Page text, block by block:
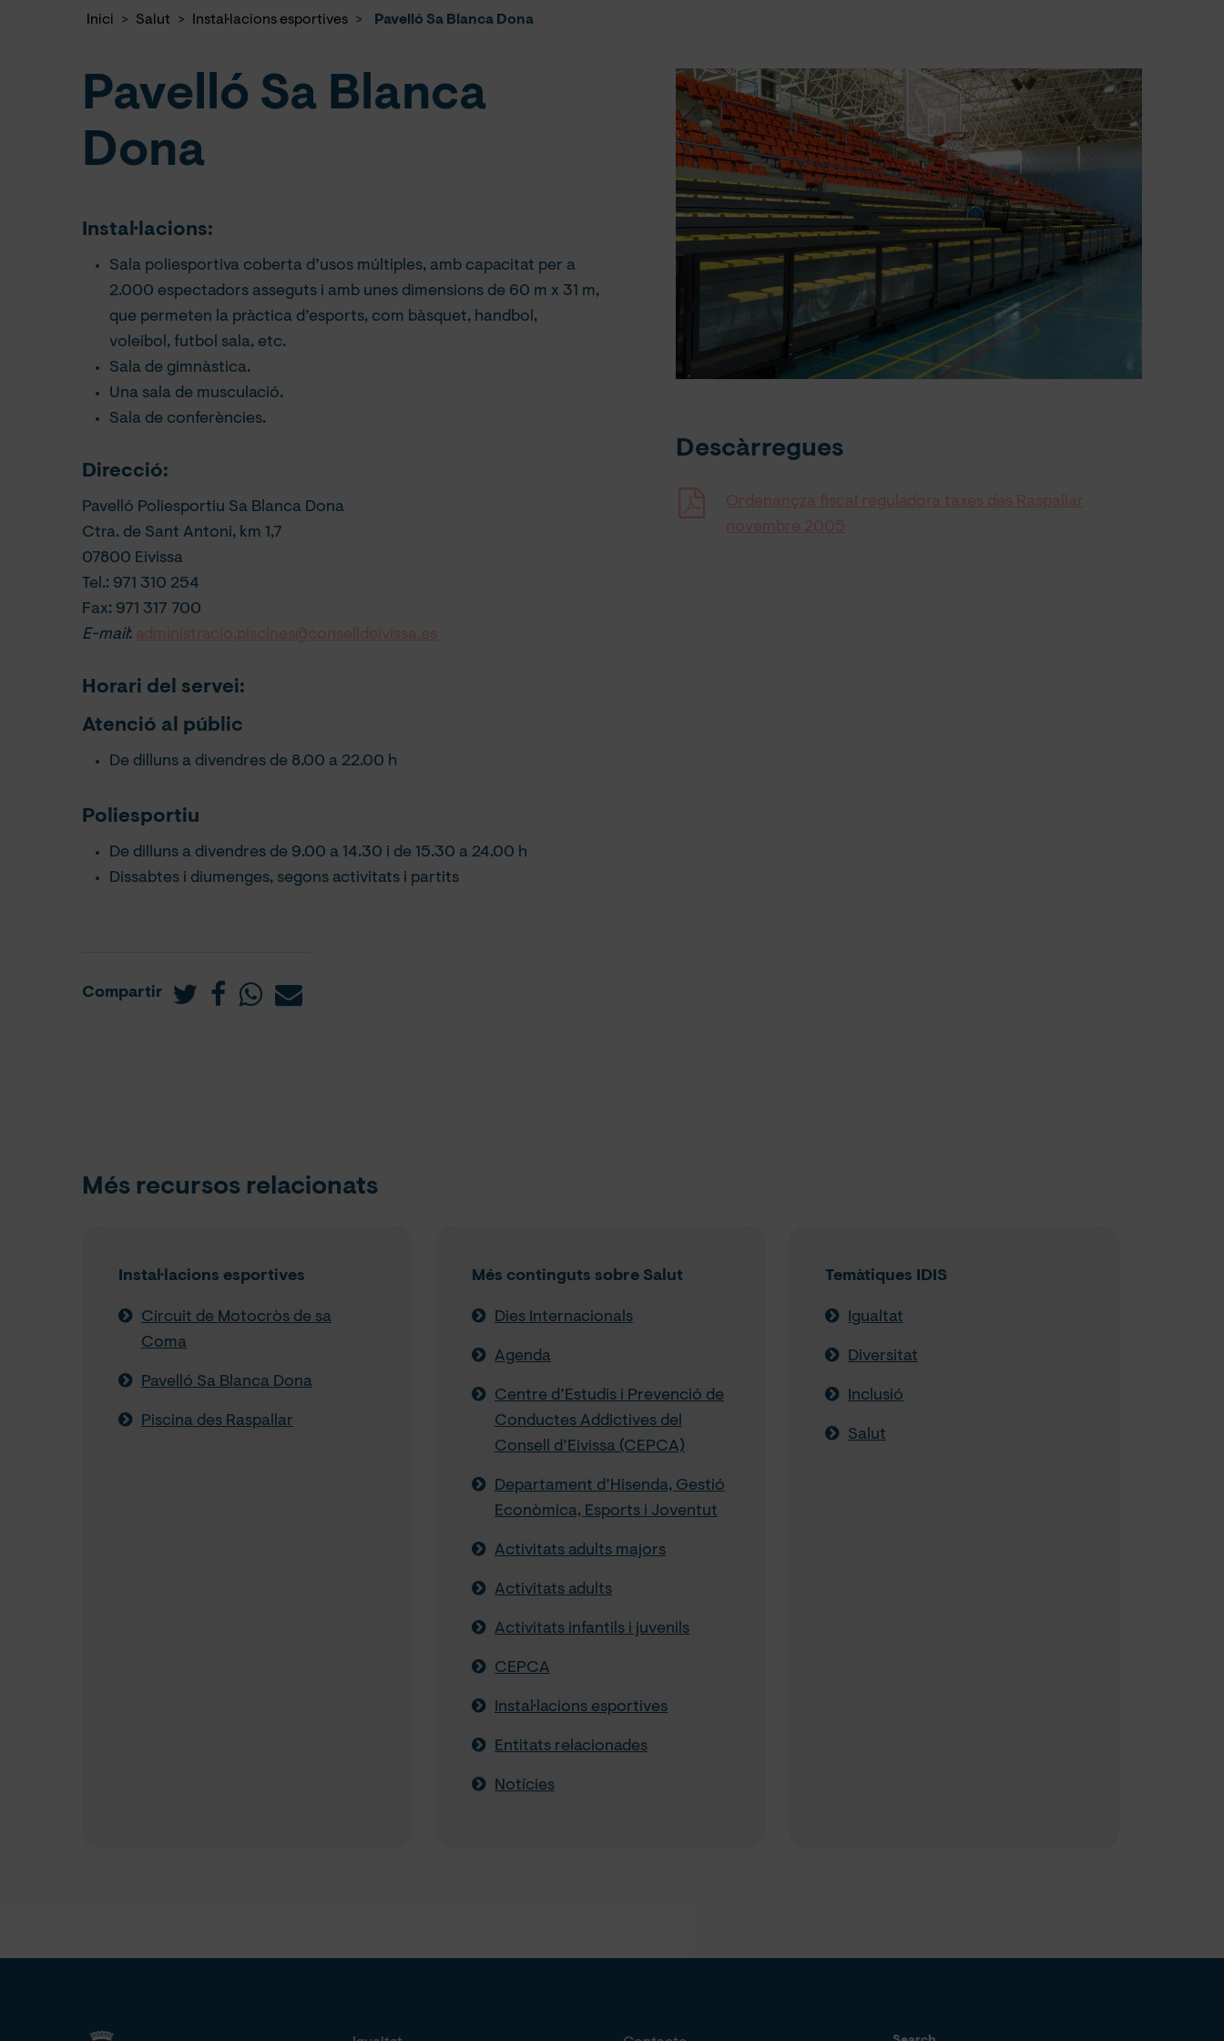
Inici > Salut > Instal·lacions esportives > Pavelló Sa Blanca Dona
Pavelló Sa Blanca
Dona
Instal·lacions:
Sala poliesportiva coberta d’usos múltiples, amb capacitat per a
2.000 espectadors asseguts i amb unes dimensions de 60 m x 31 m,
que permeten la pràctica d’esports, com bàsquet, handbol,
voleibol, futbol sala, etc.
Sala de gimnàstica.
Una sala de musculació.
Sala de conferències.
Direcció:
Pavelló Poliesportiu Sa Blanca Dona
Ctra. de Sant Antoni, km 1,7
07800 Eivissa
Tel.: 971 310 254
Fax: 971 317 700
E-mail: administracio.piscines@conselldeivissa.es
Horari del servei:
Atenció al públic
De dilluns a divendres de 8.00 a 22.00 h
Poliesportiu
De dilluns a divendres de 9.00 a 14.30 i de 15.30 a 24.00 h
Dissabtes i diumenges, segons activitats i partits
Descàrregues
Ordenançza fiscal reguladora taxes des Raspallar
novembre 2005
Compartir
Més recursos relacionats
Instal·lacions esportives
Circuit de Motocròs de sa
Coma
Pavelló Sa Blanca Dona
Piscina des Raspallar
Més continguts sobre Salut
Dies Internacionals
Agenda
Centre d’Estudis i Prevenció de
Conductes Addictives del
Consell d’Eivissa (CEPCA)
Departament d’Hisenda, Gestió
Econòmica, Esports i Joventut
Activitats adults majors
Activitats adults
Activitats infantils i juvenils
CEPCA
Instal·lacions esportives
Entitats relacionades
Notícies
Temàtiques IDIS
Igualtat
Diversitat
Inclusió
Salut